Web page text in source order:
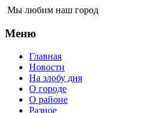
Мы любим наш город
Меню
Главная
Новости
На злобу дня
О городе
О районе
Разное